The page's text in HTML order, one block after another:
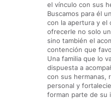
el vínculo con sus
Buscamos para él
con la apertura y el
ofrecerle no solo
sino también el
contención que
Una familia que lo
dispuesta a
con sus hermanas,
personal y
forman parte de su